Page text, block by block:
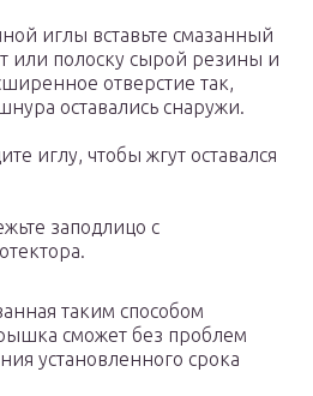
иглы вставьте смазанный
или полоску сырой резины и
отверстие так,
оставались снаружи.
иглу, чтобы жгут оставался
заподлицо с
таким способом
сможет без проблем
установленного срока